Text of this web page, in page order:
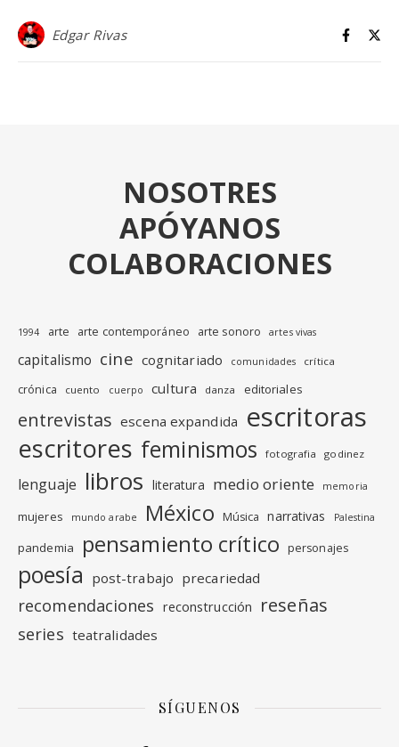
Edgar Rivas
NOSOTRES
APÓYANOS
COLABORACIONES
1994 arte arte contemporáneo arte sonoro artes vivas
capitalismo cine cognitariado comunidades crítica
crónica cuento cuerpo cultura danza editoriales
entrevistas escena expandida escritoras
escritores feminismos fotografia godinez
lenguaje libros literatura medio oriente memoria
mujeres mundo arabe México Música narrativas Palestina
pandemia pensamiento crítico personajes
poesía post-trabajo precariedad
recomendaciones reconstrucción reseñas
series teatralidades
SÍGUENOS